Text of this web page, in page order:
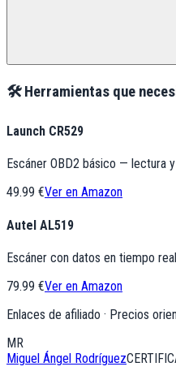
🛠️ Herramientas que
Launch CR529
Escáner OBD2 básico — lectura
49.99 €Ver en Amazon
Autel AL519
Escáner con datos en tiempo
79.99 €Ver en Amazon
Enlaces de afiliado · Precios
MR
Miguel Ángel Rodríguez